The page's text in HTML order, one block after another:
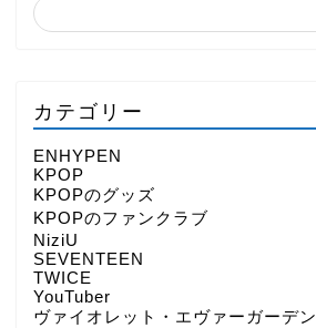
カテゴリー
ENHYPEN
KPOP
KPOPのグッズ
KPOPのファンクラブ
NiziU
SEVENTEEN
TWICE
YouTuber
ヴァイオレット・エヴァーガーデン